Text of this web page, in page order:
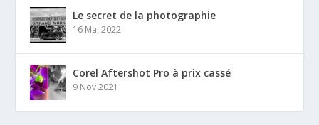
Le secret de la photographie
16 Mai 2022
Corel Aftershot Pro à prix cassé
9 Nov 2021